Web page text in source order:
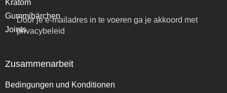
Door je e-mailadres in te voeren ga je akkoord met
privacybeleid
Kratom
Gummibärchen
Joints
Zusammenarbeit
Bedingungen und Konditionen